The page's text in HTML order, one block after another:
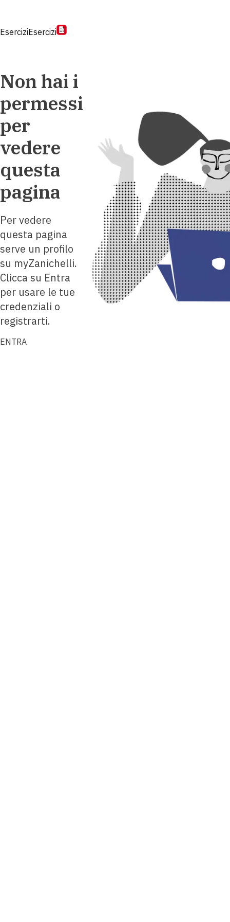
EserciziEsercizi
Non hai i
permessi
per
vedere
questa
pagina
Per vedere
questa pagina
serve un profilo
su myZanichelli.
Clicca su Entra
per usare le tue
credenziali o
registrarti.
ENTRA